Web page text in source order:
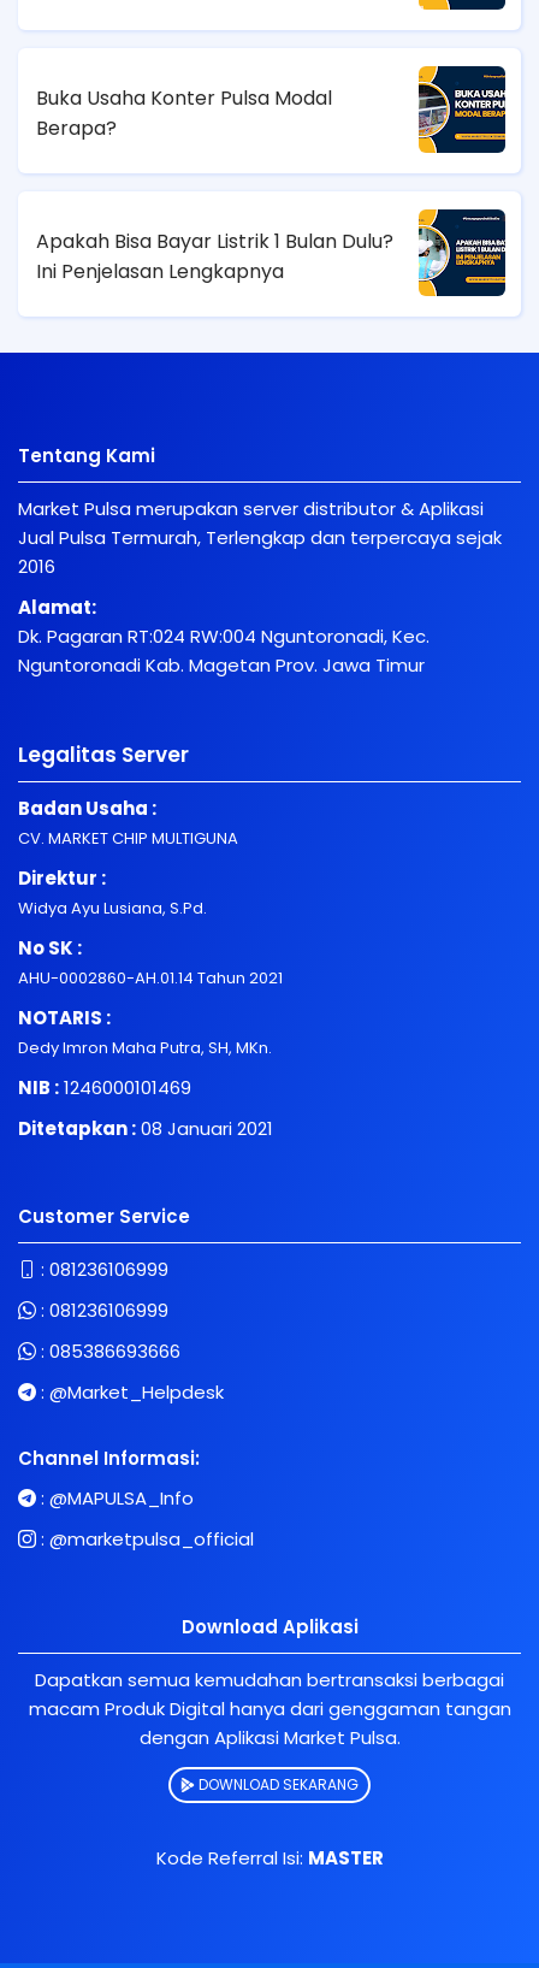
Buka Usaha Konter Pulsa Modal
Berapa?
Apakah Bisa Bayar Listrik 1 Bulan Dulu?
Ini Penjelasan Lengkapnya
Tentang Kami
Market Pulsa merupakan server distributor & Aplikasi
Jual Pulsa Termurah, Terlengkap dan terpercaya sejak
2016
Alamat:
Dk. Pagaran RT:024 RW:004 Nguntoronadi, Kec.
Nguntoronadi Kab. Magetan Prov. Jawa Timur
Legalitas Server
Badan Usaha :
CV. MARKET CHIP MULTIGUNA
Direktur :
Widya Ayu Lusiana, S.Pd.
No SK :
AHU-0002860-AH.01.14 Tahun 2021
NOTARIS :
Dedy Imron Maha Putra, SH, MKn.
NIB :1246000101469
Ditetapkan :08 Januari 2021
Customer Service
: 081236106999
: 081236106999
: 085386693666
: @Market_Helpdesk
Channel Informasi:
: @MAPULSA_Info
: @marketpulsa_official
Download Aplikasi
Dapatkan semua kemudahan bertransaksi berbagai
macam Produk Digital hanya dari genggaman tangan
dengan Aplikasi Market Pulsa.
DOWNLOAD SEKARANG
Kode Referral Isi: MASTER